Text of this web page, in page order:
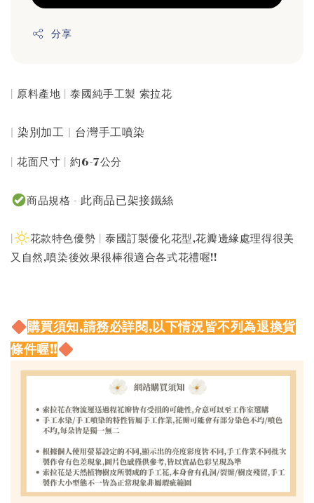
分享
| 原料產地 | 泰國純手工製 索拉花
| 染別加工 | 台灣手工噴染
| 花面尺寸 | 約6-7公分
商品規格 - 此商品已架接鐵絲
花款特色優勢 | 泰國訂製優化花型,花瓣邊緣處理得很美
又自然,噴染後效果很棒很適合各式花禮喔!!
購買須知,請務必詳閱,以下情況皆不列為退換貨
條件喔!!